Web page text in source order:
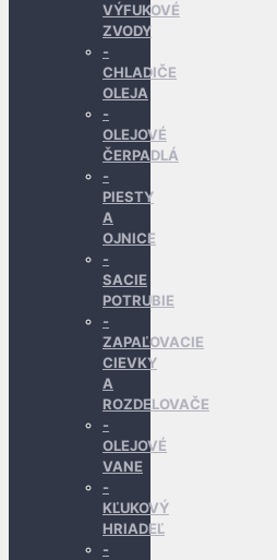
VÝFUKOVÉ
ZVODY
CHLADIČE
OLEJA
OLEJOVÉ
ČERPADLÁ
PIESTY
A
OJNICE
SACIE
POTRUBIE
ZAPAĽOVACIE
CIEVKY
A
ROZDELOVAČE
OLEJOVÉ
VANE
KĽUKOVÝ
HRIADEĽ